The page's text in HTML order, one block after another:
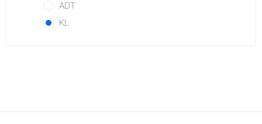
ADT
KL